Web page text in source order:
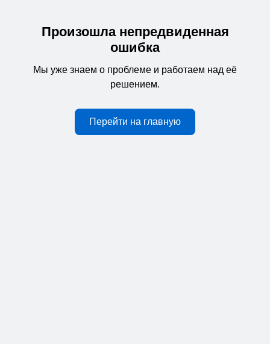
Произошла непредвиденная
ошибка
Мы уже знаем о проблеме и работаем над её
решением.
Перейти на главную